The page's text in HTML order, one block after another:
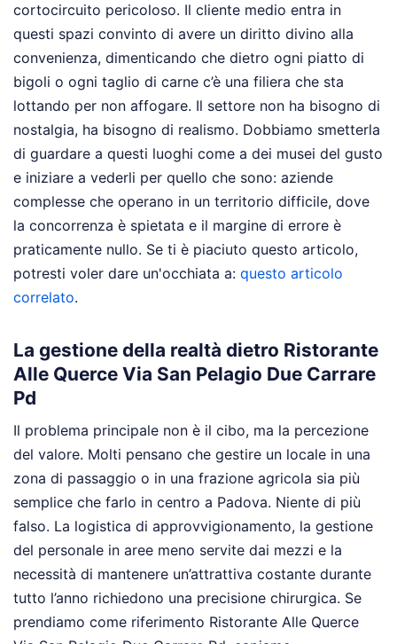
cortocircuito pericoloso. Il cliente medio entra in
questi spazi convinto di avere un diritto divino alla
convenienza, dimenticando che dietro ogni piatto di
bigoli o ogni taglio di carne c’è una filiera che sta
lottando per non affogare. Il settore non ha bisogno di
nostalgia, ha bisogno di realismo. Dobbiamo smetterla
di guardare a questi luoghi come a dei musei del gusto
e iniziare a vederli per quello che sono: aziende
complesse che operano in un territorio difficile, dove
la concorrenza è spietata e il margine di errore è
praticamente nullo. Se ti è piaciuto questo articolo,
potresti voler dare un'occhiata a: questo articolo
correlato.
La gestione della realtà dietro Ristorante
Alle Querce Via San Pelagio Due Carrare
Pd
Il problema principale non è il cibo, ma la percezione
del valore. Molti pensano che gestire un locale in una
zona di passaggio o in una frazione agricola sia più
semplice che farlo in centro a Padova. Niente di più
falso. La logistica di approvvigionamento, la gestione
del personale in aree meno servite dai mezzi e la
necessità di mantenere un’attrattiva costante durante
tutto l’anno richiedono una precisione chirurgica. Se
prendiamo come riferimento Ristorante Alle Querce